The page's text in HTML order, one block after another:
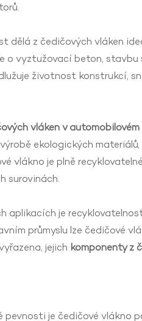
dělá z čedičových vláken
o vyztužovací beton,
životnost konstrukcí,
vláken v automobilovém
ekologických
vlákno je plně
surovinách.
aplikacích je
průmyslu lze čedičové
jejich komponenty z
pevnosti je čedičové vlákno